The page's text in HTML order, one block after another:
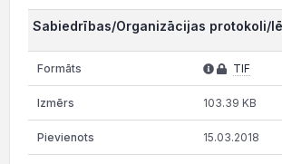
Sabiedrības/Organizācijas protokoli/
TIF
103.39 KB
15.03.2018